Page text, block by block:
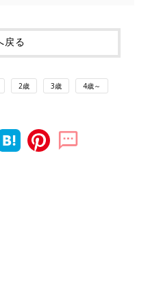
戻る
2歳 3歳 4歳～